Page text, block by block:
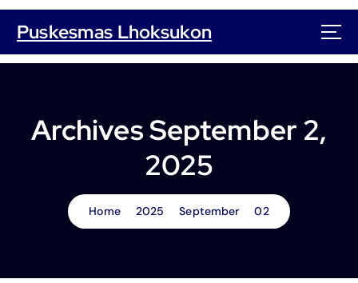
S
p
Puskesmas Lhoksukon
Archives September 2,
2025
Home 2025 September 02